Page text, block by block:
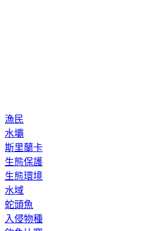
漁民
水壩
斯里蘭卡
生態保護
生態環境
水域
蛇頭魚
入侵物種